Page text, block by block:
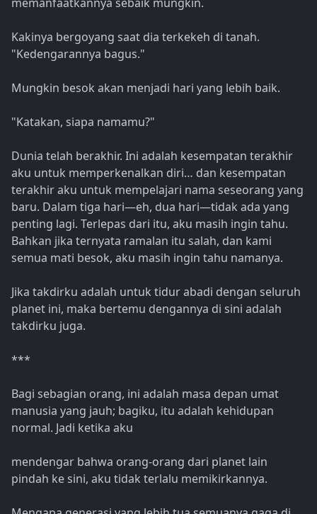
Kakinya bergoyang saat dia terkekeh di tanah.
"Kedengarannya bagus."
Mungkin besok akan menjadi hari yang lebih baik.
"Katakan, siapa namamu?"
Dunia telah berakhir. Ini adalah kesempatan terakhir
aku untuk memperkenalkan diri… dan kesempatan
terakhir aku untuk mempelajari nama seseorang yang
baru. Dalam tiga hari—eh, dua hari—tidak ada yang
penting lagi. Terlepas dari itu, aku masih ingin tahu.
Bahkan jika ternyata ramalan itu salah, dan kami
semua mati besok, aku masih ingin tahu namanya.
Jika takdirku adalah untuk tidur abadi dengan seluruh
planet ini, maka bertemu dengannya di sini adalah
takdirku juga.
***
Bagi sebagian orang, ini adalah masa depan umat
manusia yang jauh; bagiku, itu adalah kehidupan
normal. Jadi ketika aku
mendengar bahwa orang-orang dari planet lain
pindah ke sini, aku tidak terlalu memikirkannya.